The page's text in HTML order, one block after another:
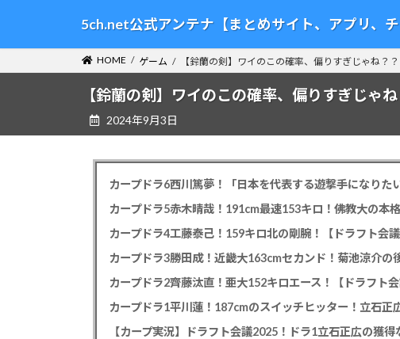
テ
ゲ
5ch.net公式アンテナ【まとめサイト、アプリ、チ
HOME ゲーム 【鈴蘭の剣】ワイのこの確率、偏りすぎじゃね？？
【鈴蘭の剣】ワイのこの確率、偏りすぎじゃね
2024年9月3日
カープドラ6西川篤夢！「日本を代表する遊撃手になりた
カープドラ5赤木晴哉！191cm最速153キロ！佛教大の本
カープドラ4工藤泰己！159キロ北の剛腕！【ドラフト会議
カープドラ3勝田成！近畿大163cmセカンド！菊池涼介の
カープドラ2齊藤汰直！亜大152キロエース！【ドラフト会
【カープ実況】ドラフト会議2025！ドラ1立石正広の獲得